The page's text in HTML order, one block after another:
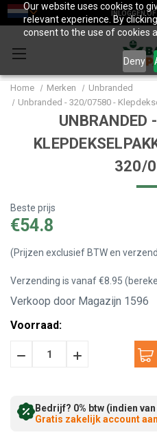
Our website uses cookies to
relevant experience. By
consent to the use of cookies
Deny
INLOGGEN
Home Merken
Unbranded
Unbranded - 320/07580 -
320/
Beste prijs
€54.8
(Prijzen exclusief BTW en
Verzending is vanaf €8.95
Verkoop door Magazijn 1596
Voorraad:
HoeveelheidHoeveelheid
Bedrijf? 0% btw (indien
Gratis zakelijk account